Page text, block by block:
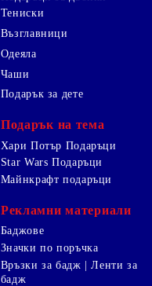
Тениски
Възглавници
Одеяла
Чаши
Подарък за дете
Подарък на тема
Хари Потър Подаръци
Star Wars Подаръци
Майнкрафт подаръци
Рекламни материали
Баджове
Значки по поръчка
Връзки за бадж | Ленти за
бадж